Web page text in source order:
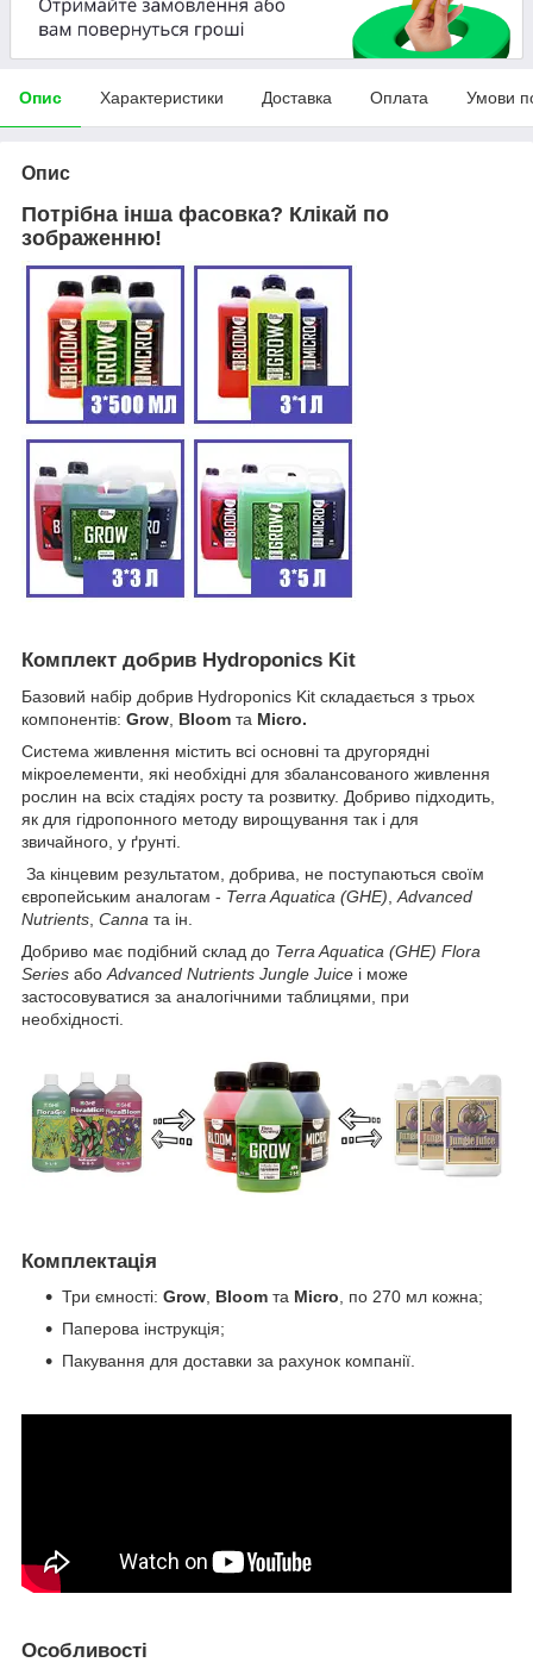
Опис Характеристики Доставка Оплата Умови
Опис
Потрібна інша фасовка? Клікай по
зображенню!
Комплект добрив Hydroponics Kit
Базовий набір добрив Hydroponics Kit складається з трьох
компонентів: Grow Bloom та Micro.
Система живлення містить всі основні та другорядні
мікроелементи, які необхідні для збалансованого живлення
рослин на всіх стадіях росту та розвитку. Добриво підходить,
як для гідропонного методу вирощування так і для
звичайного, у ґрунті.
За кінцевим результатом, добрива, не поступаються своїм
європейським аналогам - Terra Aquatica (GHE) Advanced
Nutrients Canna та ін.
Добриво має подібний склад до Terra Aquatica (GHE) Flora
Series або Advanced Nutrients Jungle Juice і може
застосовуватися за аналогічними таблицями, при
необхідності.
Комплектація
Три ємності: Grow, Bloom та Micro, по 270 мл кожна;
Паперова інструкція;
Пакування для доставки за рахунок компанії.
Особливості